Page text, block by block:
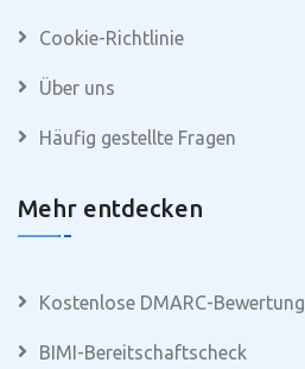
Cookie-Richtlinie
Über uns
Häufig gestellte Fragen
Mehr entdecken
Kostenlose DMARC-Bewertung
BIMI-Bereitschaftscheck